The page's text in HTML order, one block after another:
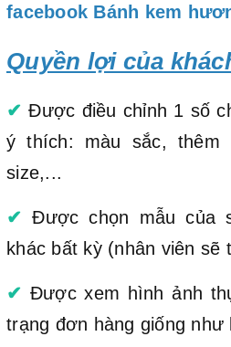
facebook Bánh kem
Quyền lợi của
✔ Được điều chỉnh 1 số
ý thích: màu sắc, thêm
size,...
✔ Được chọn mẫu của
khác bất kỳ (nhân viên sẽ
✔ Được xem hình ảnh
trạng đơn hàng giống như